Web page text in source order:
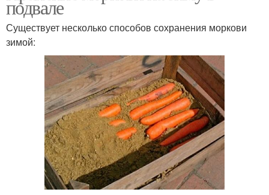
подвале
Существует несколько способов сохранения моркови
зимой: